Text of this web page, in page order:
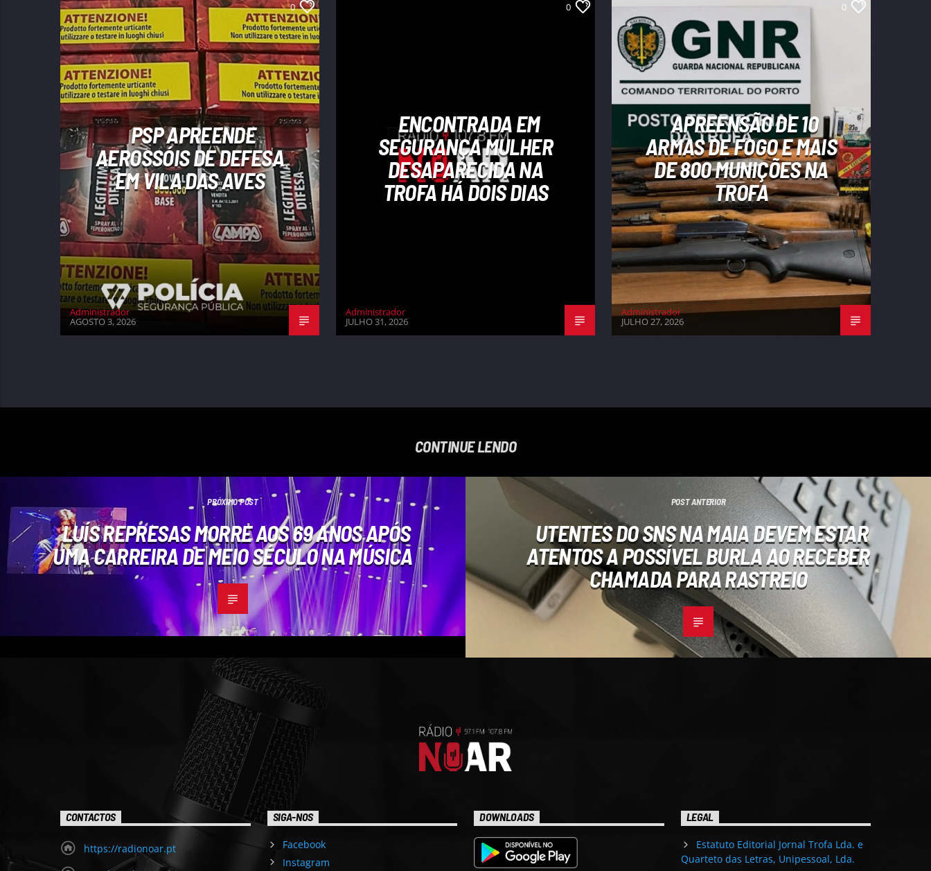
0
PSP APREENDE
AEROSSÓIS DE DEFESA
EM VILA DAS AVES
Administrador
AGOSTO 3, 2026
0
ENCONTRADA EM
SEGURANÇA MULHER
DESAPARECIDA NA
TROFA HÁ DOIS DIAS
Administrador
JULHO 31, 2026
0
APREENSÃO DE 10
ARMAS DE FOGO E MAIS
DE 800 MUNIÇÕES NA
TROFA
Administrador
JULHO 27, 2026
CONTINUE LENDO
PRÓXIMO POST
LUÍS REPRESAS MORRE AOS 69 ANOS APÓS
UMA CARREIRA DE MEIO SÉCULO NA MÚSICA
POST ANTERIOR
UTENTES DO SNS NA MAIA DEVEM ESTAR
ATENTOS A POSSÍVEL BURLA AO RECEBER
CHAMADA PARA RASTREIO
CONTACTOS
https://radionoar.pt
SIGA-NOS
Facebook
Instagram
DOWNLOADS LEGAL
Estatuto Editorial Jornal Trofa Lda. e
Quarteto das Letras, Unipessoal, Lda.